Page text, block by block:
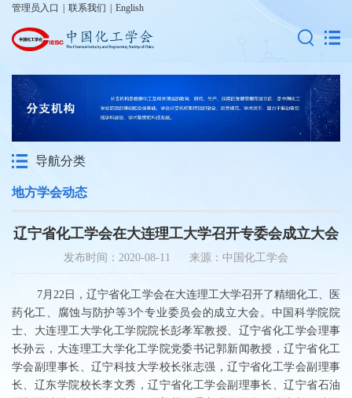
管理员入口 联系我们 English
导航分类
地方学会动态
辽宁省化工学会在大连理工大学召开专委会成立大会
发布时间：2020-08-11 来源：中国化工学会
7月22日，辽宁省化工学会在大连理工大学召开了精细化工、医
药化工、腐蚀与防护等3个专业委员会的成立大会。中国科学院院
士、大连理工大学化工学院院长彭孝军教授、辽宁省化工学会理事
长孙云，大连理工大学化工学院党委书记郭新闻教授，辽宁省化工
学会副理事长、辽宁科技大学校长张志强，辽宁省化工学会副理事
长、辽东学院校长李文秀，辽宁省化工学会副理事长、辽宁省石油